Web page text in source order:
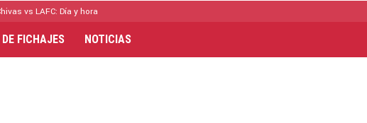
vs LAFC: Día y hora
FICHAJES NOTICIAS